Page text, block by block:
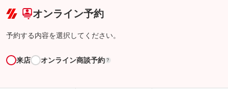
オンライン予約
予約する内容を選択してください。
来店 オンライン商談予約 ?